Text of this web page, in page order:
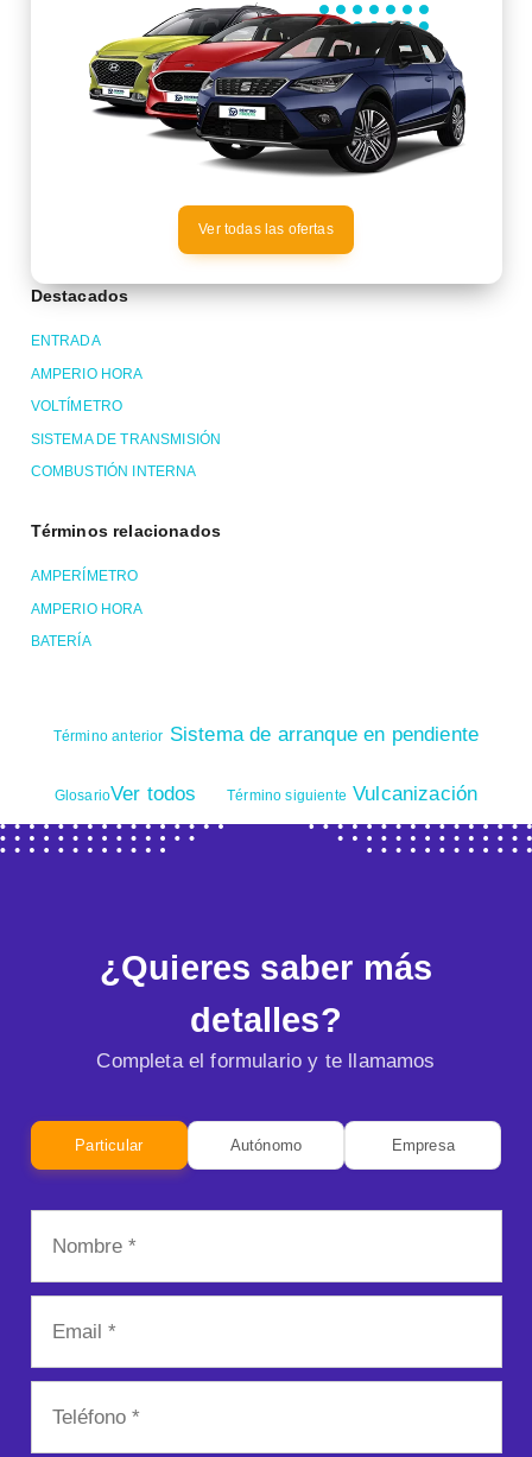
Ver todas las ofertas
Destacados
ENTRADA
AMPERIO HORA
VOLTÍMETRO
SISTEMA DE TRANSMISIÓN
COMBUSTIÓN INTERNA
Términos relacionados
AMPERÍMETRO
AMPERIO HORA
BATERÍA
Término anterior Sistema de arranque en pendiente
GlosarioVer todos Término siguiente Vulcanización
¿Quieres saber más
detalles?
Completa el formulario y te llamamos
Particular Autónomo Empresa